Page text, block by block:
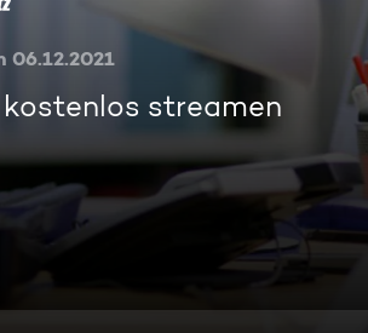
06.12.2021
streamen